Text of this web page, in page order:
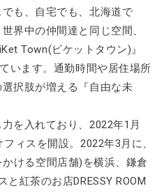
も、自宅でも、北海道で
界中の仲間達と同じ空間、
Town(ビケットタウン)』
います。通勤時間や居住場所
択肢が増える『自由な未
を入れており、2022年1月
ィスを開設。2022年3月に、
かける空間店舗)を横浜、鎌倉
紅茶のお店DRESSY ROOM